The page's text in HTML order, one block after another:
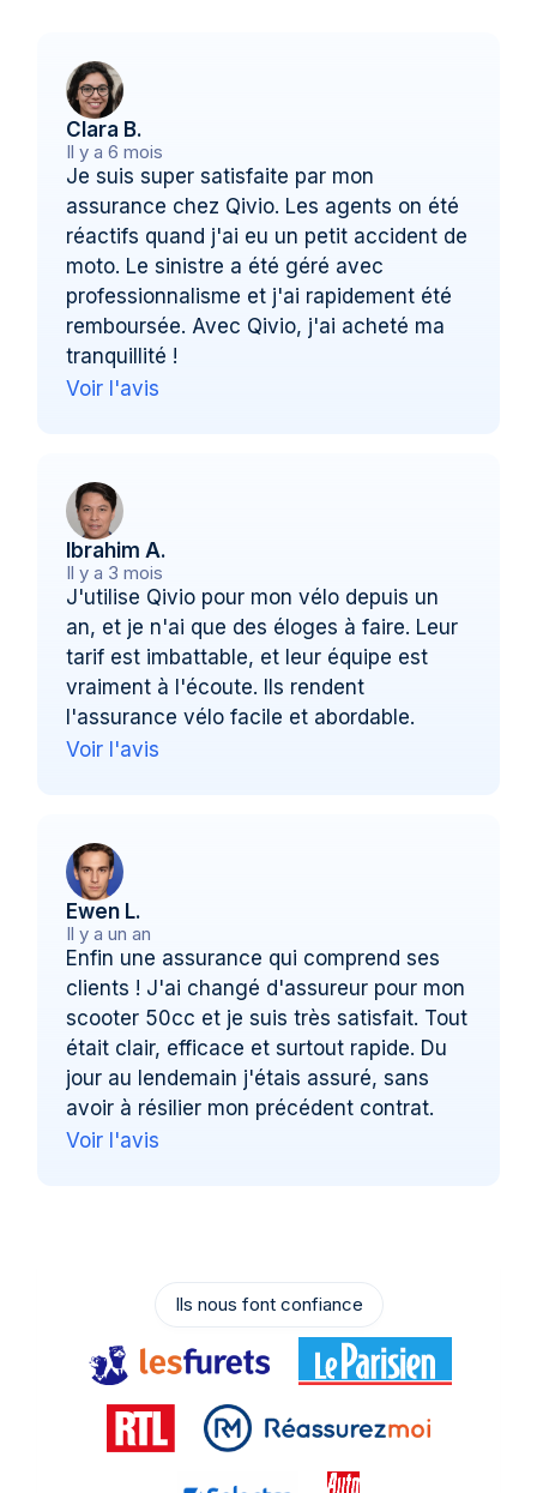
Clara B.
Il y a 6 mois
Je suis super satisfaite par mon
assurance chez Qivio. Les agents on été
réactifs quand j'ai eu un petit accident de
moto. Le sinistre a été géré avec
professionnalisme et j'ai rapidement été
remboursée. Avec Qivio, j'ai acheté ma
tranquillité !
Voir l'avis
Ibrahim A.
Il y a 3 mois
J'utilise Qivio pour mon vélo depuis un
an, et je n'ai que des éloges à faire. Leur
tarif est imbattable, et leur équipe est
vraiment à l'écoute. Ils rendent
l'assurance vélo facile et abordable.
Voir l'avis
Ewen L.
Il y a un an
Enfin une assurance qui comprend ses
clients ! J'ai changé d'assureur pour mon
scooter 50cc et je suis très satisfait. Tout
était clair, efficace et surtout rapide. Du
jour au lendemain j'étais assuré, sans
avoir à résilier mon précédent contrat.
Voir l'avis
Ils nous font confiance